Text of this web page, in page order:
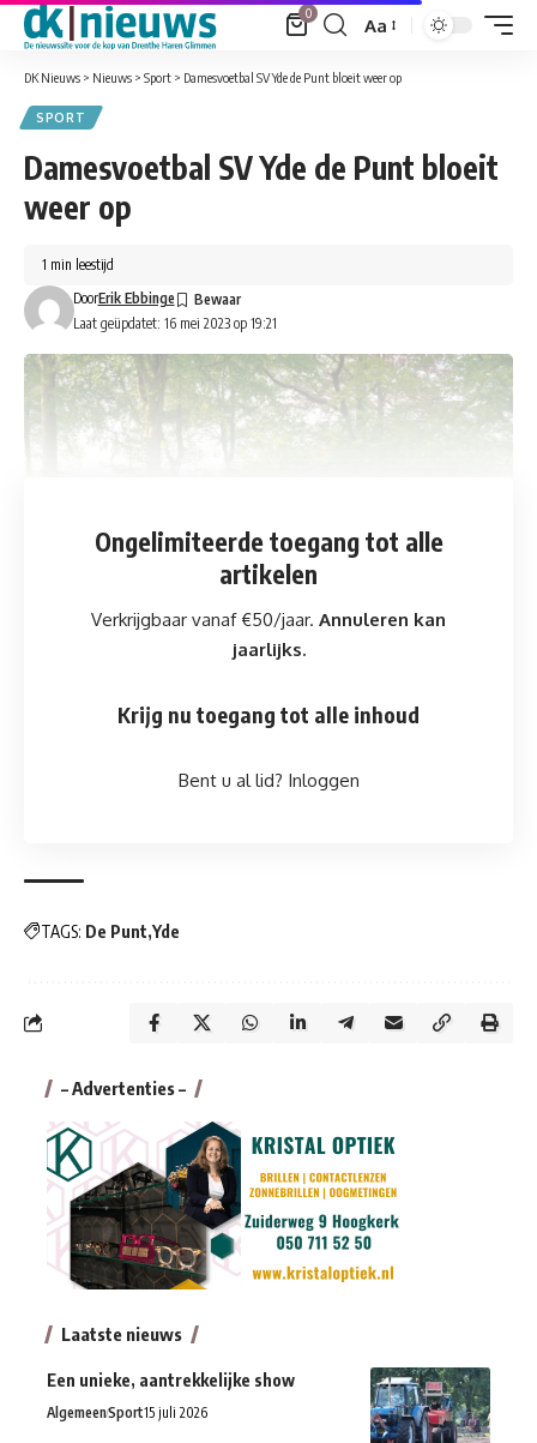
0
Font
Aa
DK Nieuws > Nieuws > Sport > Damesvoetbal SV Yde de Punt bloeit weer op
SPORT
Damesvoetbal SV Yde de Punt bloeit
weer op
Laat geüpdatet: 16 mei 2023 op 19:21
DoorErik Ebbinge
1 min leestijd
Ongelimiteerde toegangtot alle
artikelen
Verkrijgbaar vanaf €50/jaar. Annuleren kan
jaarlijks.
Krijg nu toegang tot alle inhoud
Bent u al lid? Inloggen
TAGS: De Punt Yde
– Advertenties –
Laatste nieuws
Een unieke, aantrekkelijke show
AlgemeenSport15 juli 2026